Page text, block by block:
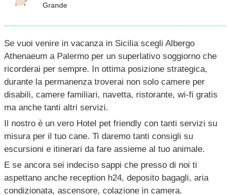
Grande
Se vuoi venire in vacanza in Sicilia scegli Albergo
Athenaeum a Palermo per un superlativo soggiorno che
ricorderai per sempre. In ottima posizione strategica,
durante la permanenza troverai non solo camere per
disabili, camere familiari, navetta, ristorante, wi-fi gratis
ma anche tanti altri servizi.
Il nostro è un vero Hotel pet friendly con tanti servizi su
misura per il tuo cane. Ti daremo tanti consigli su
escursioni e itinerari da fare assieme al tuo animale.
E se ancora sei indeciso sappi che presso di noi ti
aspettano anche reception h24, deposito bagagli, aria
condizionata, ascensore, colazione in camera.